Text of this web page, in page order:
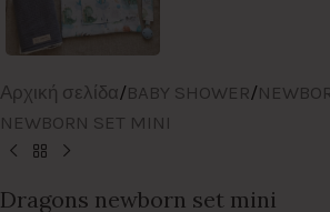
Αρχική σελίδα/BABY SHOWER/
NEWBORN SET MINI
Dragons newborn set mini